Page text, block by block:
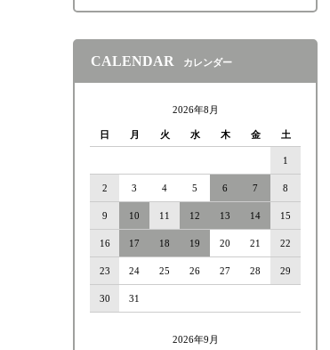
CALENDAR カレンダー
2026年8月
日 月 火 水 木 金 土
1
2 3 4 5 6 7 8
9 10 11 12 13 14 15
16 17 18 19 20 21 22
23 24 25 26 27 28 29
30 31
2026年9月